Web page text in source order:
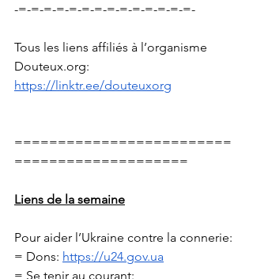
-=-=-=-=-=-=-=-=-=-=-=-=-=-=-
Tous les liens affiliés à l’organisme
Douteux.org:
https://linktr.ee/douteuxorg
=========================
====================
Liens de la semaine
Pour aider l’Ukraine contre la connerie:
= Dons: https://u24.gov.ua
= Se tenir au courant: